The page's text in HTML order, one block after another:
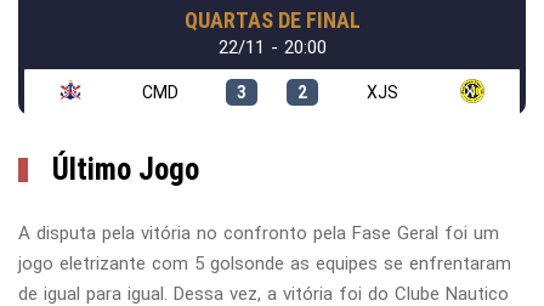
QUARTAS DE FINAL
22/11 - 20:00
CMD 3 2 XJS
Último Jogo
A disputa pela vitória no confronto pela Fase Geral foi um
jogo eletrizante com 5 golsonde as equipes se enfrentaram
de igual para igual. Dessa vez, a vitória foi do Clube Nautico